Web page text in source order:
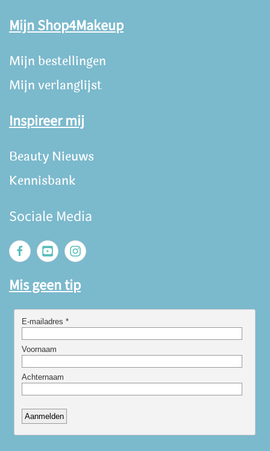
Mijn Shop4Makeup
Mijn bestellingen
Mijn verlanglijst
Inspireer mij
Beauty Nieuws
Kennisbank
Sociale Media
Mis geen tip